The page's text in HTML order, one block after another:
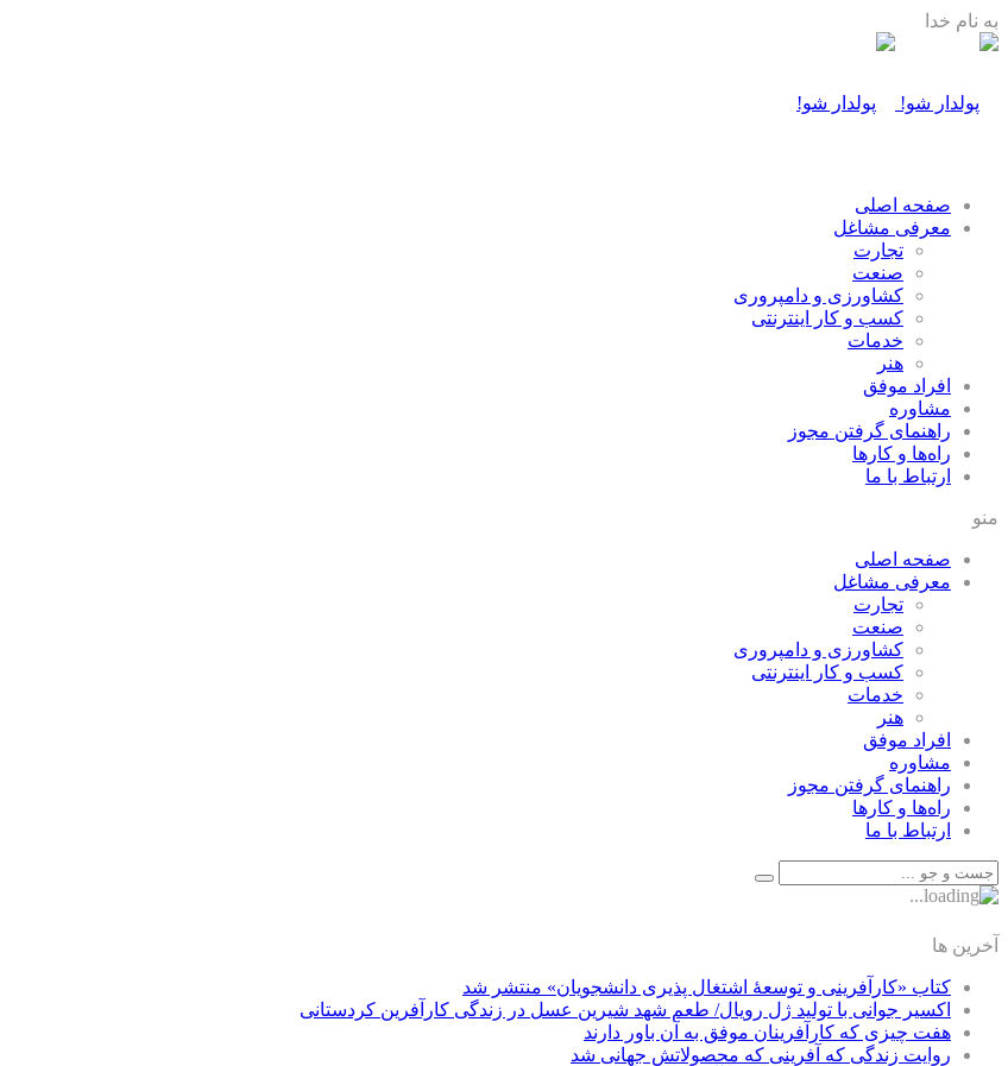
به نام خدا
صفحه اصلی
معرفی مشاغل
تجارت
صنعت
كشاورزی و دامپروری
كسب و كار اينترنتی
خدمات
هنر
افراد موفق
مشاوره
راهنمای گرفتن مجوز
راه‌ها و كارها
ارتباط با ما
منو
صفحه اصلی
معرفی مشاغل
تجارت
صنعت
كشاورزی و دامپروری
كسب و كار اينترنتی
خدمات
هنر
افراد موفق
مشاوره
راهنمای گرفتن مجوز
راه‌ها و كارها
ارتباط با ما
آخرین ها
کتاب «کارآفرینی و توسعۀ اشتغال پذیری دانشجویان» منتشر شد
اکسیر جوانی با تولید ژل رویال/ طعم شهد شیرین عسل‌ در زندگی کارآفرین کردستانی
هفت چیزی که کارآفرینان موفق به آن باور دارند
روایت زندگی که آفرینی که محصولاتش جهانی شد